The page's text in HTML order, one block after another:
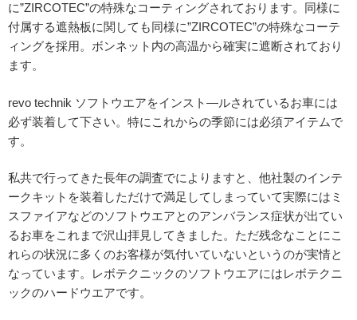
に”ZIRCOTEC”の特殊なコーティングされております。同様に
付属する遮熱板に関しても同様に”ZIRCOTEC”の特殊なコーテ
ィングを採用。ボンネット内の高温から確実に遮断されており
ます。
revo technik ソフトウエアをインスト―ルされているお車には
必ず装着して下さい。特にこれからの季節には必須アイテムで
す。
私共で行ってきた長年の調査でによりますと、他社製のインテ
ークキットを装着しただけで満足してしまっていて実際にはミ
スファイアなどのソフトウエアとのアンバランス症状が出てい
るお車をこれまで沢山拝見してきました。ただ残念なことにこ
れらの状況に多くのお客様が気付いていないというのが実情と
なっています。レボテクニックのソフトウエアにはレボテクニ
ックのハードウエアです。